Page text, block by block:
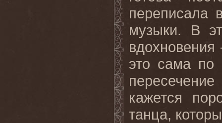
переписала
музыки. В
это сама по
кажется
танца,